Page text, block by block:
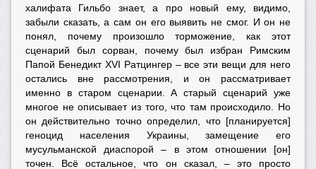
халифата Гильбо знает, а про новый ему, видимо,
забыли сказать, а сам он его выявить не смог. И он не
понял, почему произошло торможение, как этот
сценарий был сорван, почему был избран Римским
Папой Бенедикт XVI Ратцингер – все эти вещи для него
остались вне рассмотрения, и он рассматривает
именно в старом сценарии. А старый сценарий уже
многое не описывает из того, что там происходило. Но
он действительно точно определил, что [планируется]
геноцид населения Украины, замещение его
мусульманской диаспорой – в этом отношении [он]
точен. Всё остальное, что он сказал, – это просто